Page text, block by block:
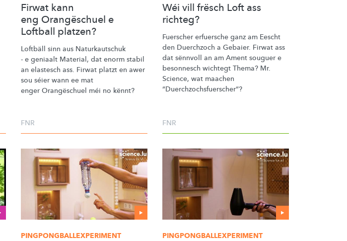
Firwat kann
eng Orangëschuel e
Loftball platzen?
Loftbäll sinn aus Naturkautschuk
- e geniaalt Material, dat enorm stabil
an elastesch ass. Firwat platzt en awer
sou séier wann ee mat
enger Orangëschuel méi no kënnt?
FNR
Wéi vill frësch Loft ass
richteg?
Fuerscher erfuersche ganz am Eescht
den Duerchzoch a Gebaier. Firwat ass
dat sënnvoll an am Ament souguer e
besonnesch wichtegt Thema? Mr.
Science, wat maachen
“Duerchzochsfuerscher“?
FNR
PINGPONGBALLEXPERIMENT PINGPONGBALLEXPERIMENT